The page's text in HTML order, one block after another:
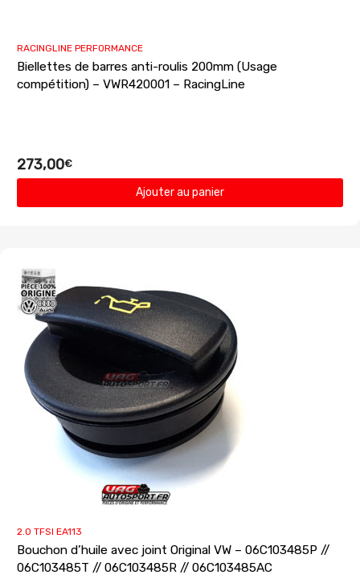
RACINGLINE PERFORMANCE
Biellettes de barres anti-roulis 200mm (Usage
compétition) – VWR420001 – RacingLine
273,00€
Ajouter au panier
2.0 TFSI EA113
Bouchon d’huile avec joint Original VW – 06C103485P //
06C103485T // 06C103485R // 06C103485AC